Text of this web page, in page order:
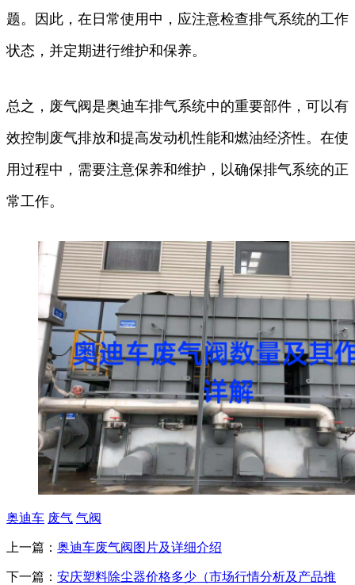
题。因此，在日常使用中，应注意检查排气系统的工作
状态，并定期进行维护和保养。
总之，废气阀是奥迪车排气系统中的重要部件，可以有
效控制废气排放和提高发动机性能和燃油经济性。在使
用过程中，需要注意保养和维护，以确保排气系统的正
常工作。
奥迪车 废气 气阀
上一篇： 奥迪车废气阀图片及详细介绍
下一篇： 安庆塑料除尘器价格多少（市场行情分析及产品推